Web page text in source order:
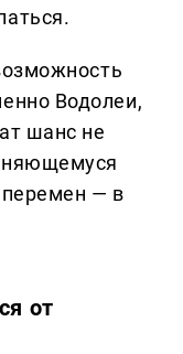
Водолеи,
шанс не
перемен — в
от